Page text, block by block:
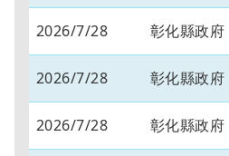
2026/7/28 彰化縣政府
2026/7/28 彰化縣政府
2026/7/28 彰化縣政府